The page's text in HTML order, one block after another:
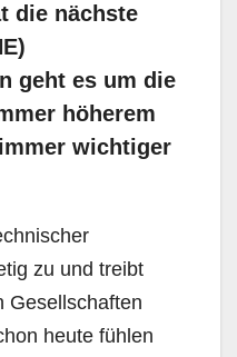
die nächste
geht es um die
höherem
wichtiger
zu und treibt
Gesellschaften
heute fühlen